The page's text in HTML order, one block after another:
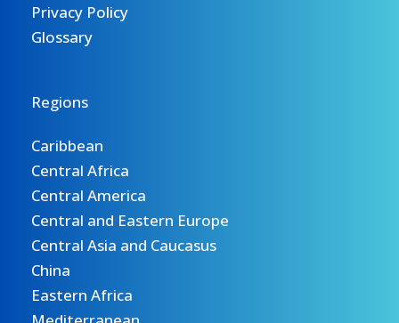
Privacy Policy
Glossary
Regions
Caribbean
Central Africa
Central America
Central and Eastern Europe
Central Asia and Caucasus
China
Eastern Africa